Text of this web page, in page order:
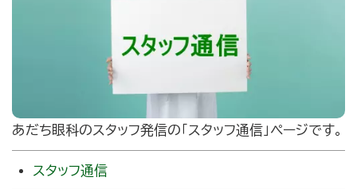
あだち眼科のスタッフ発信の｢スタッフ通信」ページです。
スタッフ通信